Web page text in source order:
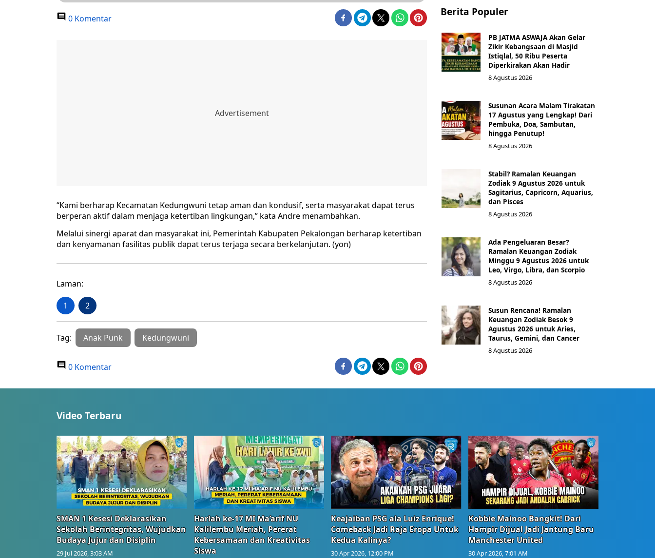
0 Komentar
“Kami berharap Kecamatan Kedungwuni tetap aman dan kondusif, serta masyarakat dapat terus
berperan aktif dalam menjaga ketertiban lingkungan,” kata Andre menambahkan.
Melalui sinergi aparat dan masyarakat ini, Pemerintah Kabupaten Pekalongan berharap ketertiban
dan kenyamanan fasilitas publik dapat terus terjaga secara berkelanjutan. (yon)
Laman:
1 2
Tag: Anak Punk Kedungwuni
0 Komentar
Berita Populer
PB JATMA ASWAJA Akan Gelar
Zikir Kebangsaan di Masjid
Istiqlal, 50 Ribu Peserta
Diperkirakan Akan Hadir
8 Agustus 2026
Susunan Acara Malam Tirakatan
17 Agustus yang Lengkap! Dari
Pembuka, Doa, Sambutan,
hingga Penutup!
8 Agustus 2026
Stabil? Ramalan Keuangan
Zodiak 9 Agustus 2026 untuk
Sagitarius, Capricorn, Aquarius,
dan Pisces
8 Agustus 2026
Ada Pengeluaran Besar?
Ramalan Keuangan Zodiak
Minggu 9 Agustus 2026 untuk
Leo, Virgo, Libra, dan Scorpio
8 Agustus 2026
Susun Rencana! Ramalan
Keuangan Zodiak Besok 9
Agustus 2026 untuk Aries,
Taurus, Gemini, dan Cancer
8 Agustus 2026
Video Terbaru
SMAN 1 Kesesi Deklarasikan
Sekolah Berintegritas, Wujudkan
Budaya Jujur dan Disiplin
29 Jul 2026, 3:03 AM
Harlah ke-17 MI Ma’arif NU
Kalilembu Meriah, Pererat
Kebersamaan dan Kreativitas
Siswa
Keajaiban PSG ala Luiz Enrique!
Comeback Jadi Raja Eropa Untuk
Kedua Kalinya?
30 Apr 2026, 12:00 PM
Kobbie Mainoo Bangkit! Dari
Hampir Dijual Jadi Jantung Baru
Manchester United
30 Apr 2026, 7:01 AM